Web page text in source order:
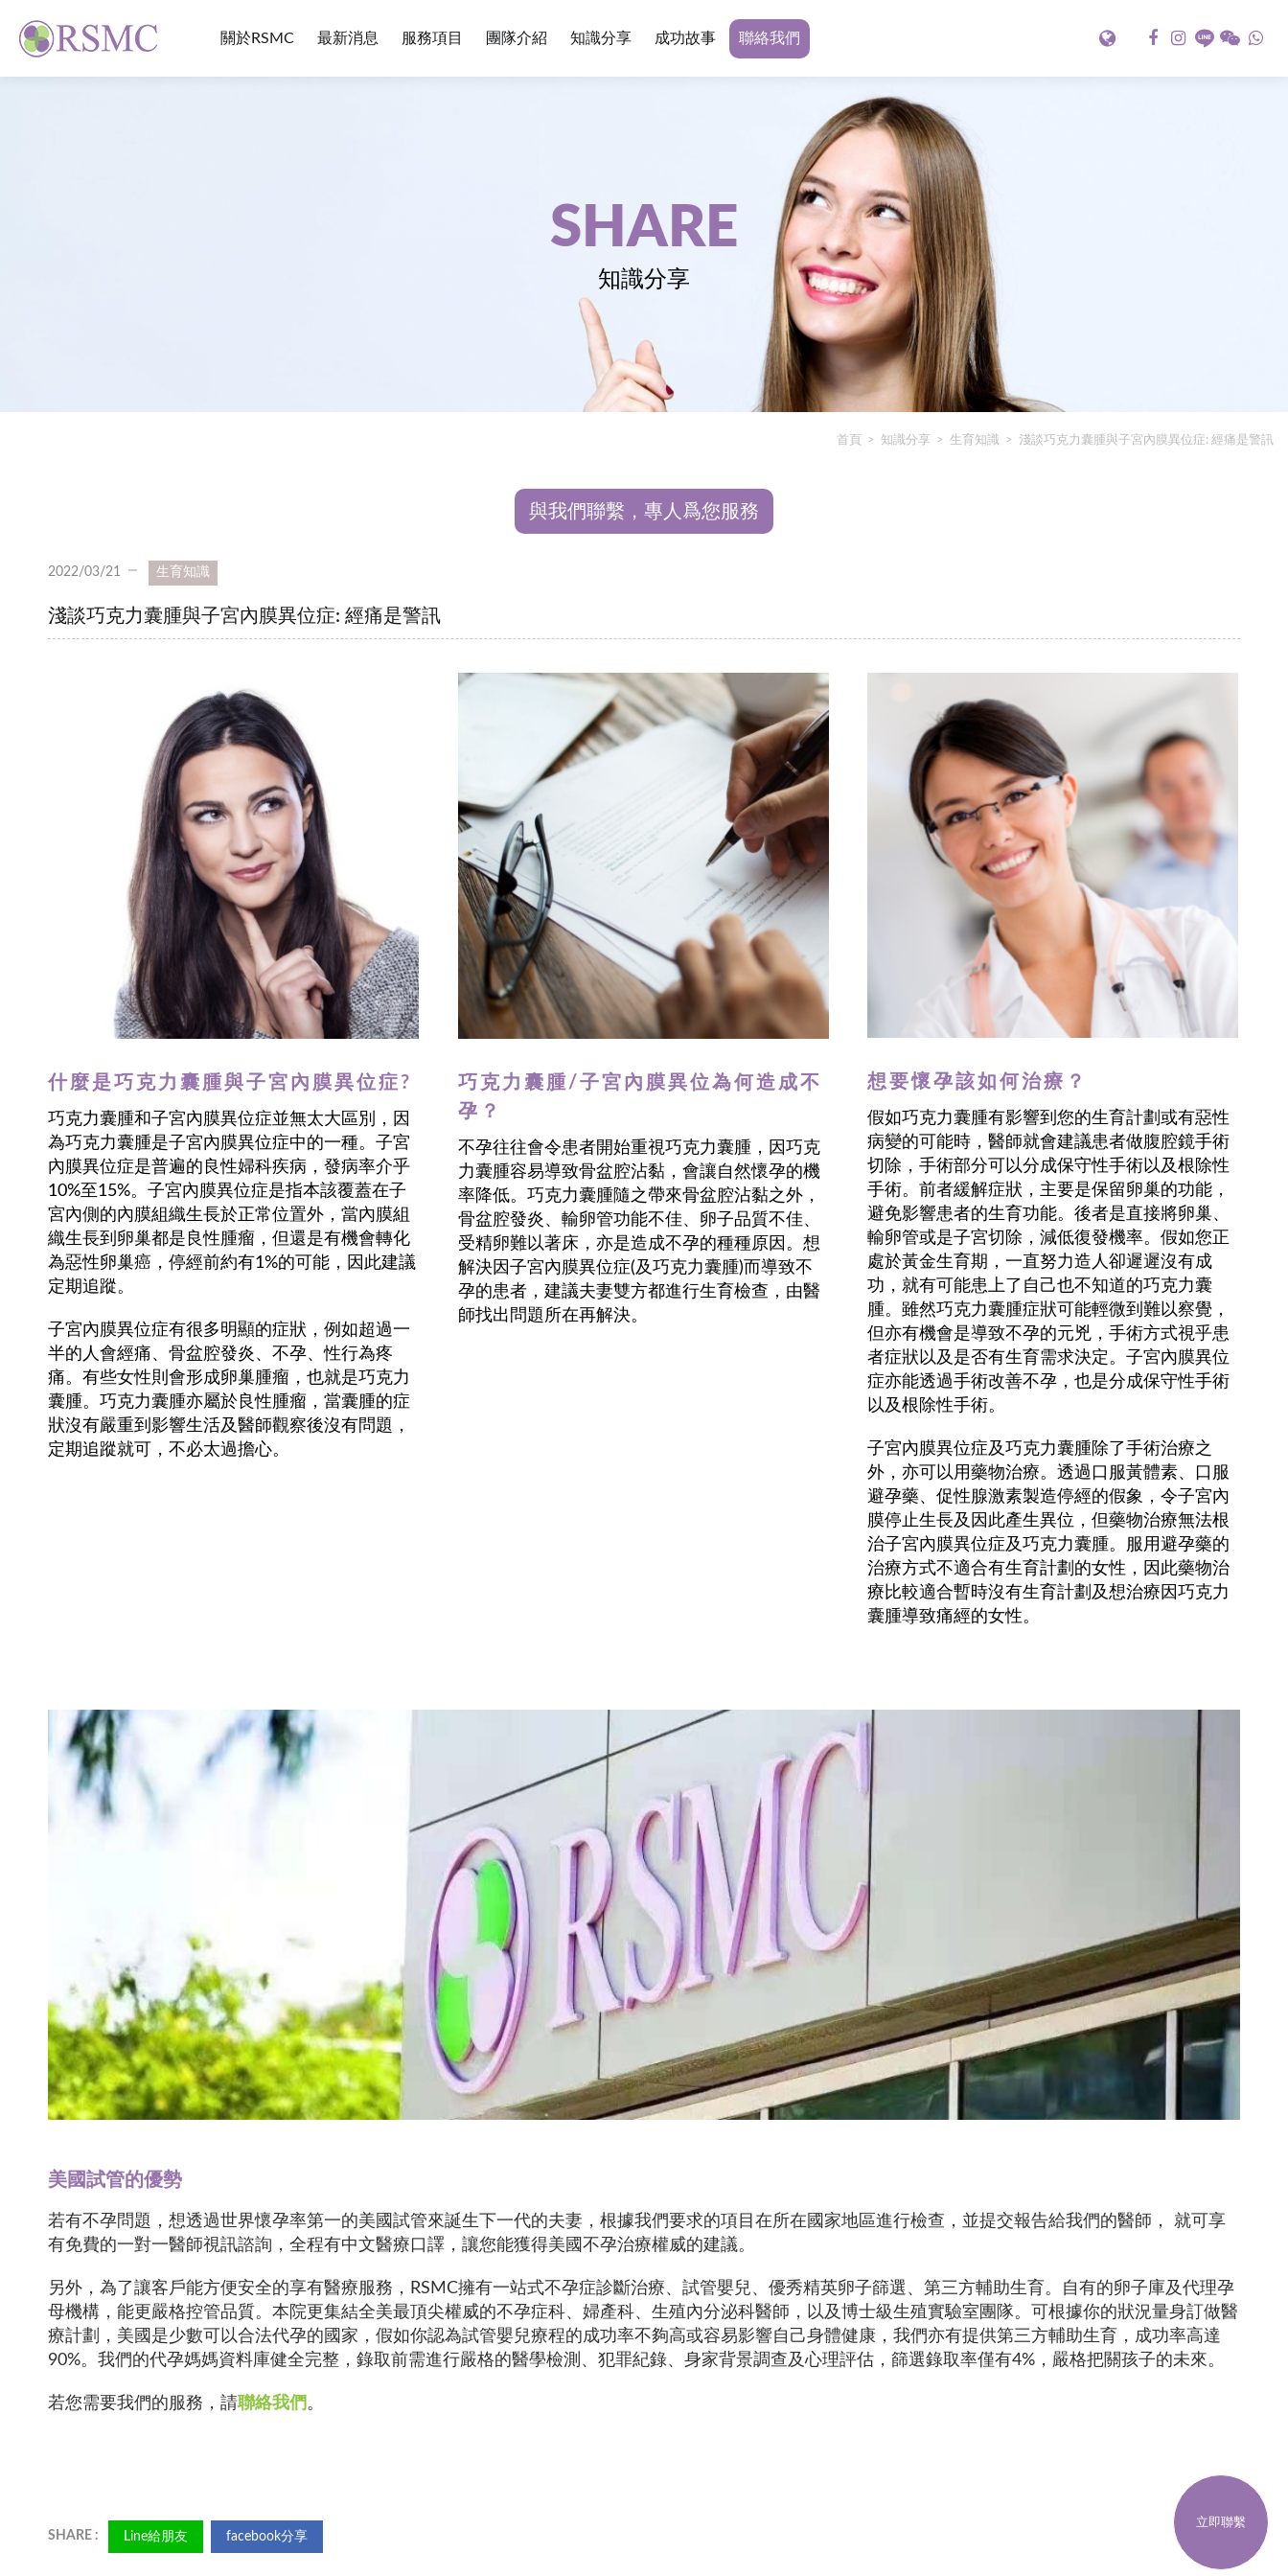
關於RSMC 最新消息 服務項目 團隊介紹 知識分享 成功故事 聯絡我們
SHARE
知識分享
首頁 > 知識分享 > 生育知識 > 淺談巧克力囊腫與子宮內膜異位症: 經痛是警訊
與我們聯繫，專人爲您服務
2022/03/21 生育知識
淺談巧克力囊腫與子宮內膜異位症: 經痛是警訊
什麼是巧克力囊腫與子宮內膜異位症?
巧克力囊腫和子宮內膜異位症並無太大區別，因
為巧克力囊腫是子宮內膜異位症中的一種。子宮
內膜異位症是普遍的良性婦科疾病，發病率介乎
10%至15%。子宮內膜異位症是指本該覆蓋在子
宮內側的內膜組織生長於正常位置外，當內膜組
織生長到卵巢都是良性腫瘤，但還是有機會轉化
為惡性卵巢癌，停經前約有1%的可能，因此建議
定期追蹤。
子宮內膜異位症有很多明顯的症狀，例如超過一
半的人會經痛、骨盆腔發炎、不孕、性行為疼
痛。有些女性則會形成卵巢腫瘤，也就是巧克力
囊腫。巧克力囊腫亦屬於良性腫瘤，當囊腫的症
狀沒有嚴重到影響生活及醫師觀察後沒有問題，
定期追蹤就可，不必太過擔心。
巧克力囊腫/子宮內膜異位為何造成不
孕？
不孕往往會令患者開始重視巧克力囊腫，因巧克
力囊腫容易導致骨盆腔沾黏，會讓自然懷孕的機
率降低。巧克力囊腫隨之帶來骨盆腔沾黏之外，
骨盆腔發炎、輸卵管功能不佳、卵子品質不佳、
受精卵難以著床，亦是造成不孕的種種原因。想
解決因子宮內膜異位症(及巧克力囊腫)而導致不
孕的患者，建議夫妻雙方都進行生育檢查，由醫
師找出問題所在再解決。
想要懷孕該如何治療？
假如巧克力囊腫有影響到您的生育計劃或有惡性
病變的可能時，醫師就會建議患者做腹腔鏡手術
切除，手術部分可以分成保守性手術以及根除性
手術。前者緩解症狀，主要是保留卵巢的功能，
避免影響患者的生育功能。後者是直接將卵巢、
輸卵管或是子宮切除，減低復發機率。假如您正
處於黃金生育期，一直努力造人卻遲遲沒有成
功，就有可能患上了自己也不知道的巧克力囊
腫。雖然巧克力囊腫症狀可能輕微到難以察覺，
但亦有機會是導致不孕的元兇，手術方式視乎患
者症狀以及是否有生育需求決定。子宮內膜異位
症亦能透過手術改善不孕，也是分成保守性手術
以及根除性手術。
子宮內膜異位症及巧克力囊腫除了手術治療之
外，亦可以用藥物治療。透過口服黃體素、口服
避孕藥、促性腺激素製造停經的假象，令子宮內
膜停止生長及因此產生異位，但藥物治療無法根
治子宮內膜異位症及巧克力囊腫。服用避孕藥的
治療方式不適合有生育計劃的女性，因此藥物治
療比較適合暫時沒有生育計劃及想治療因巧克力
囊腫導致痛經的女性。
美國試管的優勢
若有不孕問題，想透過世界懷孕率第一的美國試管來誕生下一代的夫妻，根據我們要求的項目在所在國家地區進行檢查，並提交報告給我們的醫師， 就可享
有免費的一對一醫師視訊諮詢，全程有中文醫療口譯，讓您能獲得美國不孕治療權威的建議。
另外，為了讓客戶能方便安全的享有醫療服務，RSMC擁有一站式不孕症診斷治療、試管嬰兒、優秀精英卵子篩選、第三方輔助生育。自有的卵子庫及代理孕
母機構，能更嚴格控管品質。本院更集結全美最頂尖權威的不孕症科、婦產科、生殖內分泌科醫師，以及博士級生殖實驗室團隊。可根據你的狀況量身訂做醫
療計劃，美國是少數可以合法代孕的國家，假如你認為試管嬰兒療程的成功率不夠高或容易影響自己身體健康，我們亦有提供第三方輔助生育，成功率高達
90%。我們的代孕媽媽資料庫健全完整，錄取前需進行嚴格的醫學檢測、犯罪紀錄、身家背景調查及心理評估，篩選錄取率僅有4%，嚴格把關孩子的未來。
若您需要我們的服務，請聯絡我們。
Line給朋友 facebook分享
立即聯繫